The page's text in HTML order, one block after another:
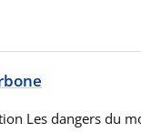
Les dangers du